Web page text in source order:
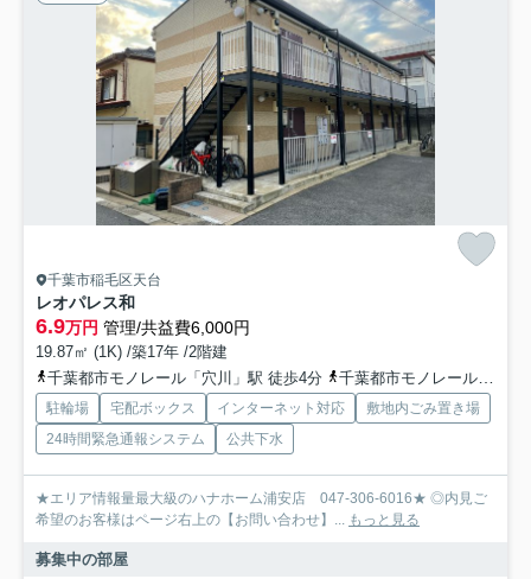
千葉市稲毛区天台
レオパレス和
6.9万円 管理/共益費6,000円
19.87㎡ (1K) /築17年 /2階建
千葉都市モノレール「穴川」駅 徒歩4分
千葉都市モノレール「スポーツセンター」駅 徒歩7分
駐輪場 宅配ボックス インターネット対応
敷地内ごみ置き場
24時間緊急通報システム
公共下水
★エリア情報量最大級のハナホーム浦安店 047-306-6016★ ◎内見ご
希望のお客様はページ右上の【お問い合わせ】...
もっと見る
募集中の部屋